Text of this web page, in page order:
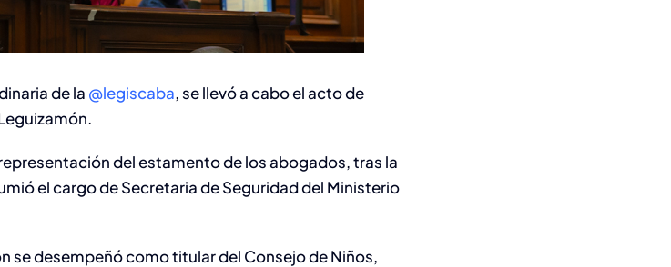
de la @legiscaba, se llevó a cabo el acto de
del estamento de los abogados, tras la
el cargo de Secretaria de Seguridad del Ministerio
se desempeñó como titular del Consejo de Niños,